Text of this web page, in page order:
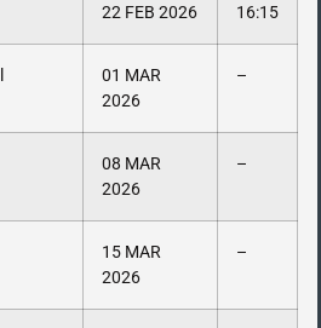
22 FEB 2026 16:15
01 MAR
2026
–
08 MAR
2026
–
15 MAR
2026
–